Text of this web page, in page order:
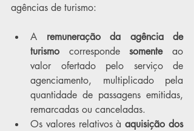
agências de turismo:
A remuneração da agência de
turismo corresponde somente ao
valor ofertado pelo serviço de
agenciamento, multiplicado pela
quantidade de passagens emitidas,
remarcadas ou canceladas.
Os valores relativos à aquisição dos